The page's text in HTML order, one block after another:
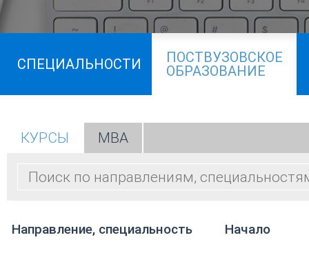
СПЕЦИАЛЬНОСТИ
ПОСТВУЗОВСКОЕ
ОБРАЗОВАНИЕ
КУРСЫ МВА
Направление, специальность Начало